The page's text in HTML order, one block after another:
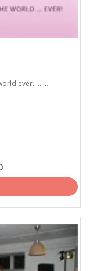
ever...........